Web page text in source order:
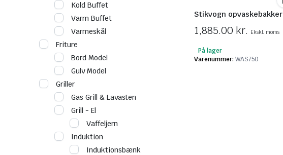
Stikvogn opvaskebakker
1,885.00 kr. Ekskl. moms
På lager
Varenummer: WAS750
Kold Buffet
Varm Buffet
Varmeskål
Friture
Bord Model
Gulv Model
Griller
Gas Grill & Lavasten
Grill - El
Vaffeljern
Induktion
Induktionsbænk